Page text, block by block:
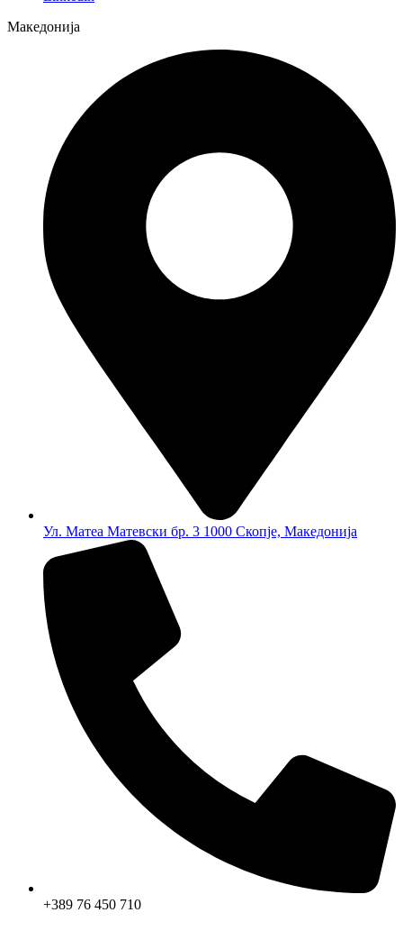
Македонија
Ул. Матеа Матевски бр. 3 1000 Скопје, Македонија
+389 76 450 710